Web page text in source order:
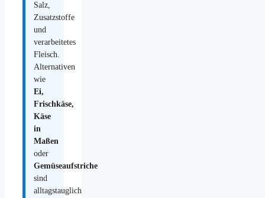
Salz,
Zusatzstoffe
und
verarbeitetes
Fleisch.
Alternativen
wie
Ei,
Frischkäse,
Käse
in
Maßen
oder
Gemüseaufstriche
sind
alltagstauglich